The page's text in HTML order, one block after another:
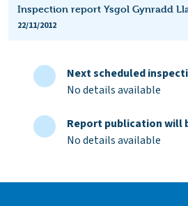
Inspection report Ysgol Gynradd
22/11/2012
Next scheduled
No details available
Report publication will
No details available